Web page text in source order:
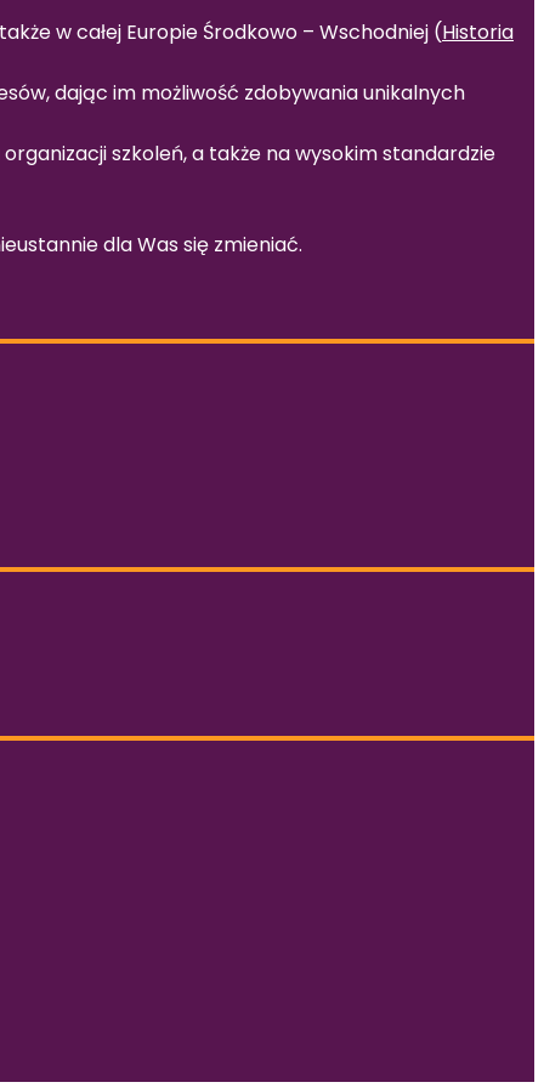
w całej Europie Środkowo – Wschodniej (Historia
dając im możliwość zdobywania unikalnych
szkoleń, a także na wysokim standardzie
dla Was się zmieniać.